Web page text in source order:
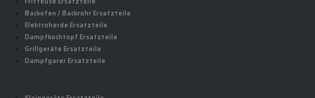
Backofen / Backrohr Ersatzteile
Elektroherde Ersatzteile
Dampfkochtopf Ersatzteile
Grillgeräte Ersatzteile
Dampfgarer Ersatzteile